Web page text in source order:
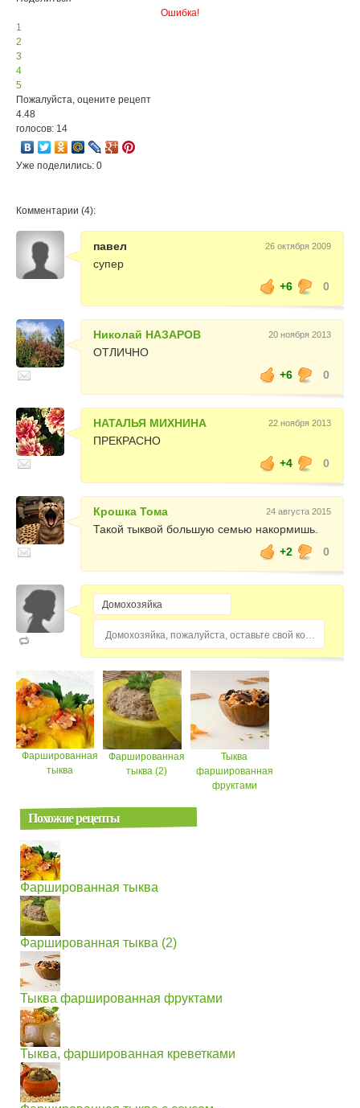
Ошибка!
1
2
3
4
5
Пожалуйста, оцените рецепт
4.48
голосов: 14
Уже поделились: 0
Комментарии (4):
павел 26 октября 2009
супер
+6
0
Николай НАЗАРОВ 20 ноября 2013
ОТЛИЧНО
+6
0
НАТАЛЬЯ МИХНИНА 22 ноября 2013
ПРЕКРАСНО
+4
0
Крошка Тома 24 августа 2015
Такой тыквой большую семью накормишь.
+2
0
Домохозяйка, пожалуйста, оставьте свой комментарий...
Фаршированная
тыква
Фаршированная
тыква (2)
Тыква
фаршированная
фруктами
Похожие рецепты
Фаршированная тыква
Фаршированная тыква (2)
Тыква фаршированная фруктами
Тыква, фаршированная креветками